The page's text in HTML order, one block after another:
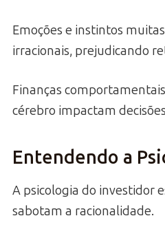
Emoções e instintos
irracionais, prejudicando
Finanças
cérebro impactam
Entendendo a
A psicologia do investidor
sabotam a racionalidade.